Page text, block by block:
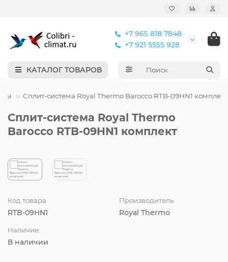
+7 965 818 7848
+7 921 5555 928
КАТАЛОГ ТОВАРОВ
Сплит-система Royal Thermo Barocco RTB-09HN1 комплект
Сплит-система Royal Thermo
Barocco RTB-09HN1 комплект
Код товара
RTB-09HN1
Производитель
Royal Thermo
Наличие:
В наличии